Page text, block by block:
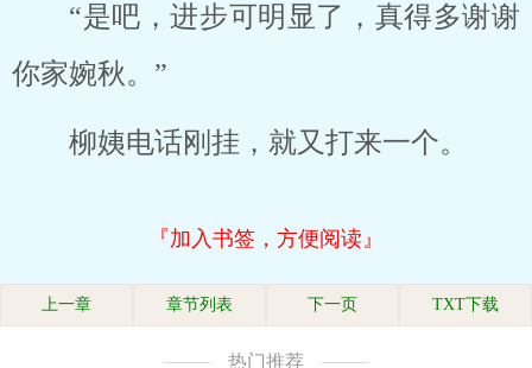
“是吧，进步可明显了，真得多谢谢
你家婉秋。”
柳姨电话刚挂，就又打来一个。
『加入书签，方便阅读』
上一章 章节列表 下一页 TXT下载
热门推荐